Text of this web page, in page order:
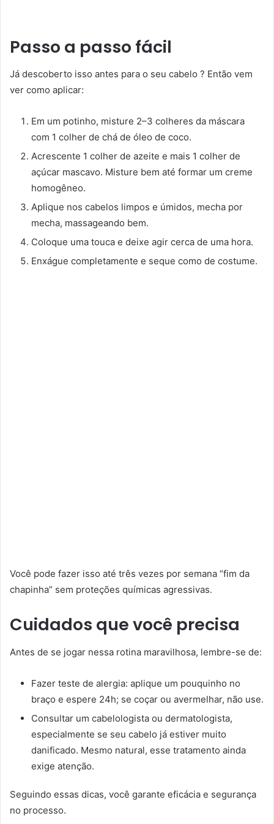
Passo a passo fácil
Já descoberto isso antes para o seu cabelo ? Então vem
ver como aplicar:
Em um potinho, misture 2–3 colheres da máscara
com 1 colher de chá de óleo de coco.
Acrescente 1 colher de azeite e mais 1 colher de
açúcar mascavo. Misture bem até formar um creme
homogêneo.
Aplique nos cabelos limpos e úmidos, mecha por
mecha, massageando bem.
Coloque uma touca e deixe agir cerca de uma hora.
Enxágue completamente e seque como de costume.
Você pode fazer isso até três vezes por semana “fim da
chapinha” sem proteções químicas agressivas.
Cuidados que você precisa
Antes de se jogar nessa rotina maravilhosa, lembre-se de:
Fazer teste de alergia: aplique um pouquinho no
braço e espere 24h; se coçar ou avermelhar, não use.
Consultar um cabelologista ou dermatologista,
especialmente se seu cabelo já estiver muito
danificado. Mesmo natural, esse tratamento ainda
exige atenção.
Seguindo essas dicas, você garante eficácia e segurança
no processo.